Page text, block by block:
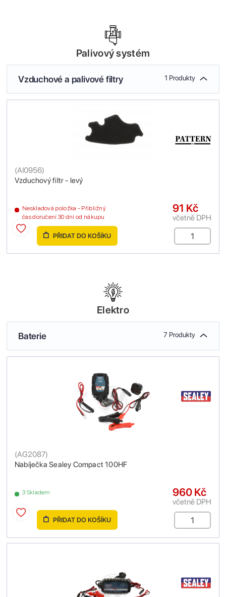
Palivový systém
Vzduchové a palivové filtry 1 Produkty
Vzduchový filtr - levý
(AI0956)
Neskladová položka - Přibližný
čas doručení 30 dní od nákupu
91 Kč
včetně DPH
PŘIDAT DO KOŠÍKU
Elektro
Baterie 7 Produkty
Nabíječka Sealey Compact 100HF
(AG2087)
3 Skladem 960 Kč
včetně DPH
PŘIDAT DO KOŠÍKU